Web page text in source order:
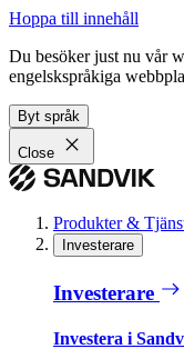
Hoppa till innehåll
Du besöker just nu vår
engelskspråkiga
Byt språk
Close
Produkter &
Investerare
Investerare
Investera i